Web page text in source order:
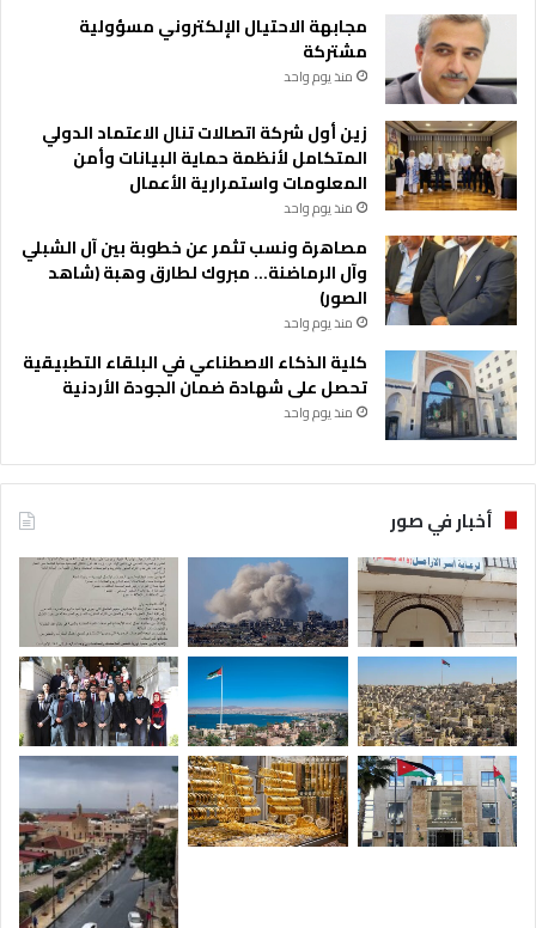
ح
ا
ن
ت
ا
ل
ث
ا
و
ي
ة
ا
ل
ع
ا
م
ة
مجابهة الاحتيال الإلكتروني مسؤولية
مشتركة
منذ يوم واحد
زين أول شركة اتصالات تنال الاعتماد الدولي
المتكامل لأنظمة حماية البيانات وأمن
المعلومات واستمرارية الأعمال
منذ يوم واحد
مصاهرة ونسب تثمر عن خطوبة بين آل الشبلي
وآل الرماضنة… مبروك لطارق وهبة (شاهد
الصور)
منذ يوم واحد
كلية الذكاء الاصطناعي في البلقاء التطبيقية
تحصل على شهادة ضمان الجودة الأردنية
منذ يوم واحد
أخبار في صور